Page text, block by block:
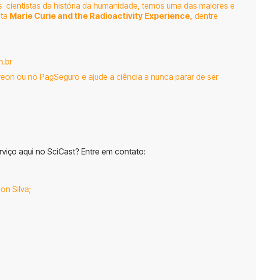
da história da humanidade, temos uma das maiores e
Marie Curie and the Radioactivity Experience, dentre
ou no PagSeguro e ajude a ciência a nunca parar de ser
aqui no SciCast? Entre em contato:
Silva;